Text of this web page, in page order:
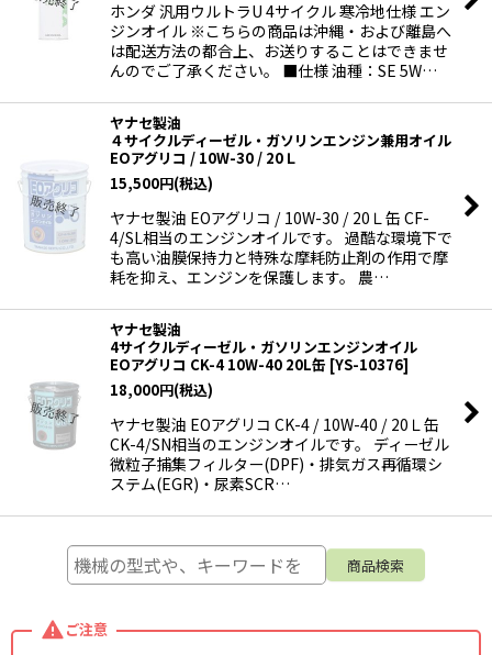
ホンダ 汎用ウルトラU 4サイクル 寒冷地仕様 エン
ジンオイル ※こちらの商品は沖縄・および離島へ
は配送方法の都合上、お送りすることはできませ
んのでご了承ください。 ■仕様 油種：SE 5W…
ヤナセ製油
４サイクルディーゼル・ガソリンエンジン兼用オイル
EOアグリコ / 10W-30 / 20Ｌ
15,500円(税込)
ヤナセ製油 EOアグリコ / 10W-30 / 20Ｌ缶 CF-
4/SL相当のエンジンオイルです。 過酷な環境下で
も高い油膜保持力と特殊な摩耗防止剤の作用で摩
耗を抑え、エンジンを保護します。 農…
ヤナセ製油
4サイクルディーゼル・ガソリンエンジンオイル
EOアグリコ CK-4 10W-40 20L缶 [YS-10376]
18,000円(税込)
ヤナセ製油 EOアグリコ CK-4 / 10W-40 / 20Ｌ缶
CK-4/SN相当のエンジンオイルです。 ディーゼル
微粒子捕集フィルター(DPF)・排気ガス再循環シ
ステム(EGR)・尿素SCR…
ご注意